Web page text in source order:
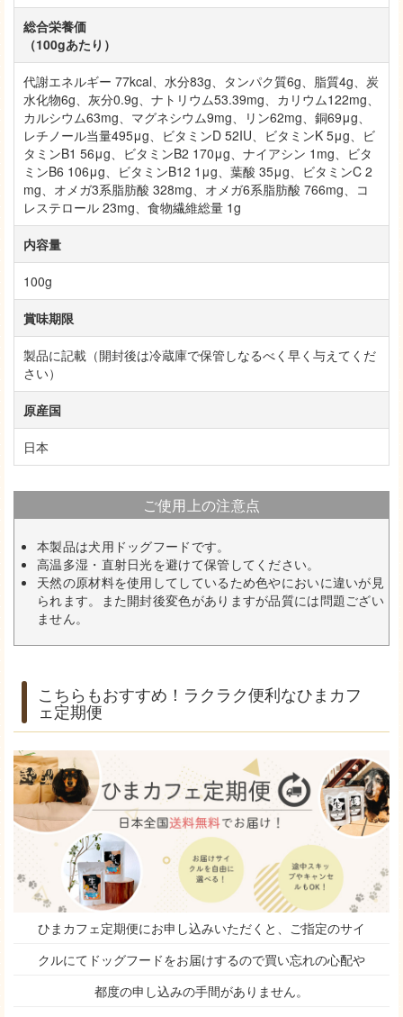
総合栄養価
（100gあたり）
代謝エネルギー 77kcal、水分83g、タンパク質6g、脂質4g、炭
水化物6g、灰分0.9g、ナトリウム53.39mg、カリウム122mg、
カルシウム63mg、マグネシウム9mg、リン62mg、銅69μg、
レチノール当量495μg、ビタミンD 52IU、ビタミンK 5μg、ビ
タミンB1 56μg、ビタミンB2 170μg、ナイアシン 1mg、ビタ
ミンB6 106μg、ビタミンB12 1μg、葉酸 35μg、ビタミンC 2
mg、オメガ3系脂肪酸 328mg、オメガ6系脂肪酸 766mg、コ
レステロール 23mg、食物繊維総量 1g
内容量
100g
賞味期限
製品に記載（開封後は冷蔵庫で保管しなるべく早く与えてくだ
さい）
原産国
日本
ご使用上の注意点
本製品は犬用ドッグフードです。
高温多湿・直射日光を避けて保管してください。
天然の原材料を使用してしているため色やにおいに違いが見
られます。また開封後変色がありますが品質には問題ござい
ません。
こちらもおすすめ！ラクラク便利なひまカフ
ェ定期便
ひまカフェ定期便にお申し込みいただくと、ご指定のサイ
クルにてドッグフードをお届けするので買い忘れの心配や
都度の申し込みの手間がありません。